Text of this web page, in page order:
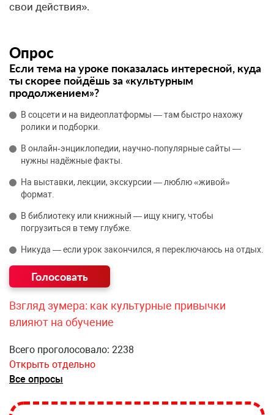
свои действия».
Опрос
Если тема на уроке показалась интересной, куда
ты скорее пойдёшь за «культурным
продолжением»?
В соцсети и на видеоплатформы — там быстро нахожу
ролики и подборки.
В онлайн‑энциклопедии, научно‑популярные сайты —
нужны надёжные факты.
На выставки, лекции, экскурсии — люблю «живой»
формат.
В библиотеку или книжный — ищу книгу, чтобы
погрузиться в тему глубже.
Никуда — если урок закончился, я переключаюсь на отдых.
Взгляд зумера: как культурные привычки
влияют на обучение
Всего проголосовало: 2238
Открыть отдельно
Все опросы